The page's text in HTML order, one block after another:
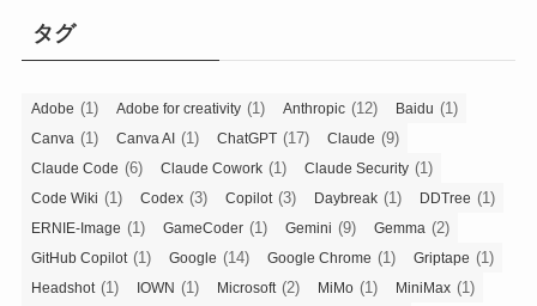
タグ
Adobe (1) Adobe for creativity (1) Anthropic (12) Baidu (1)
Canva (1) Canva AI (1) ChatGPT (17) Claude (9)
Claude Code (6) Claude Cowork (1) Claude Security (1)
Code Wiki (1) Codex (3) Copilot (3) Daybreak (1) DDTree (1)
ERNIE-Image (1) GameCoder (1) Gemini (9) Gemma (2)
GitHub Copilot (1) Google (14) Google Chrome (1) Griptape (1)
Headshot (1) IOWN (1) Microsoft (2) MiMo (1) MiniMax (1)